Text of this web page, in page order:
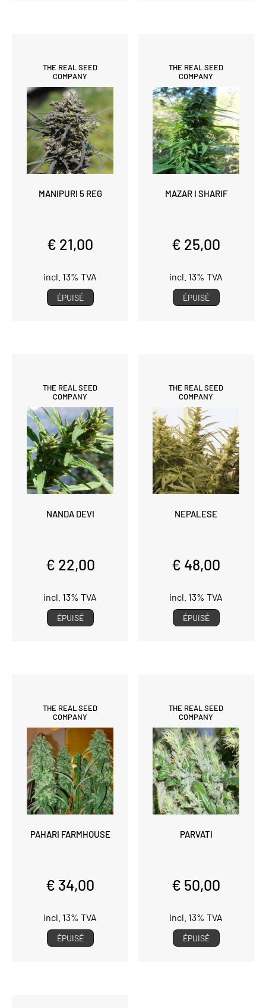
THE REAL SEED
COMPANY
MANIPURI 5 REG
€ 21,00
incl. 13% TVA
ÉPUISÉ
THE REAL SEED
COMPANY
MAZAR I SHARIF
€ 25,00
incl. 13% TVA
ÉPUISÉ
THE REAL SEED
COMPANY
NANDA DEVI
€ 22,00
incl. 13% TVA
ÉPUISÉ
THE REAL SEED
COMPANY
NEPALESE
€ 48,00
incl. 13% TVA
ÉPUISÉ
THE REAL SEED
COMPANY
PAHARI FARMHOUSE
€ 34,00
incl. 13% TVA
ÉPUISÉ
THE REAL SEED
COMPANY
PARVATI
€ 50,00
incl. 13% TVA
ÉPUISÉ